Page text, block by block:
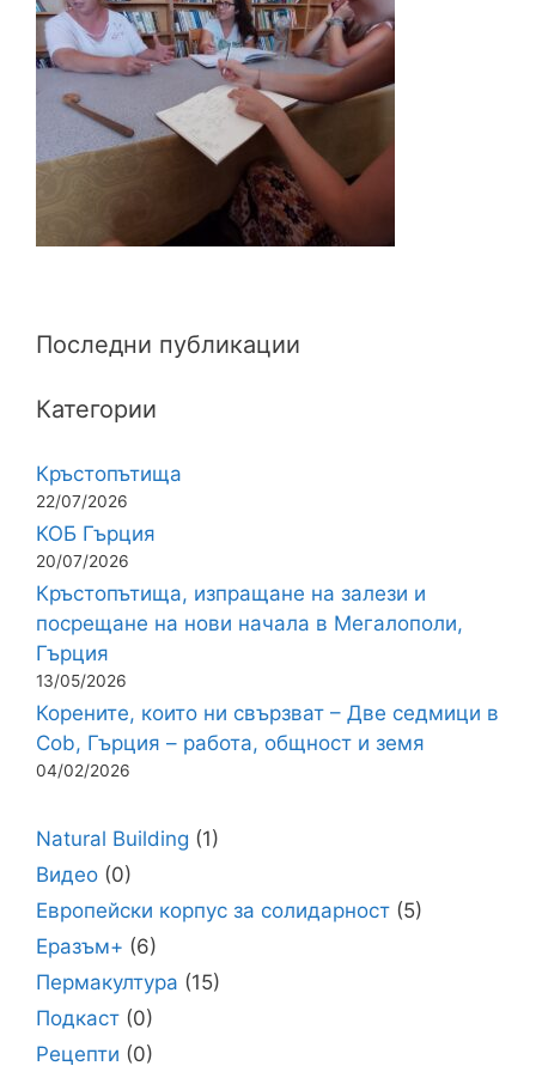
Последни публикации
Категории
Кръстопътища
22/07/2026
КОБ Гърция
20/07/2026
Кръстопътища, изпращане на залези и
посрещане на нови начала в Мегалополи,
Гърция
13/05/2026
Корените, които ни свързват – Две седмици в
Cob, Гърция – работа, общност и земя
04/02/2026
Natural Building (1)
Видео (0)
Европейски корпус за солидарност (5)
Еразъм+ (6)
Пермакултура (15)
Подкаст (0)
Рецепти (0)